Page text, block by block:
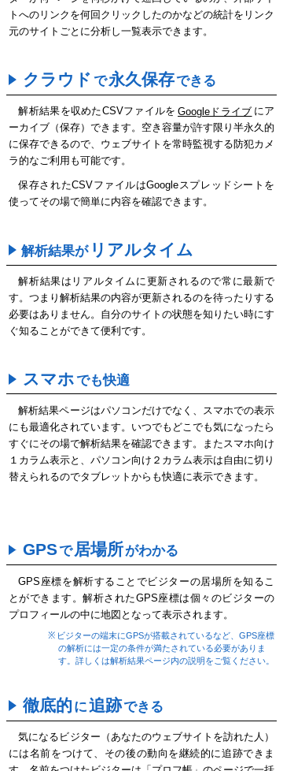
トへのリンクを何回クリックしたのかなどの統計をリンク
元のサイトごとに分析し一覧表示できます。
クラウド で永久保存できる
解析結果を収めたCSVファイルを Googleドライブ にア
ーカイブ（保存）できます。空き容量が許す限り半永久的
に保存できるので、ウェブサイトを常時監視する防犯カメ
ラ的なご利用も可能です。
保存されたCSVファイルはGoogleスプレッドシートを
使ってその場で簡単に内容を確認できます。
解析結果が リアルタイム
解析結果はリアルタイムに更新されるので常に最新で
す。つまり解析結果の内容が更新されるのを待ったりする
必要はありません。自分のサイトの状態を知りたい時にす
ぐ知ることができて便利です。
スマホでも快適
解析結果ページはパソコンだけでなく、スマホでの表示
にも最適化されています。いつでもどこでも気になったら
すぐにその場で解析結果を確認できます。またスマホ向け
１カラム表示と、パソコン向け２カラム表示は自由に切り
替えられるのでタブレットからも快適に表示できます。
GPSで 居場所がわかる
GPS座標を解析することでビジターの居場所を知るこ
とができます。解析されたGPS座標は個々のビジターの
プロフィールの中に地図となって表示されます。
ビジターの端末にGPSが搭載されているなど、GPS座標
の解析には一定の条件が満たされている必要がありま
す。詳しくは解析結果ページ内の説明をご覧ください。
徹底的 に追跡できる
気になるビジター（あなたのウェブサイトを訪れた人）
には名前をつけて、その後の動向を継続的に追跡できま